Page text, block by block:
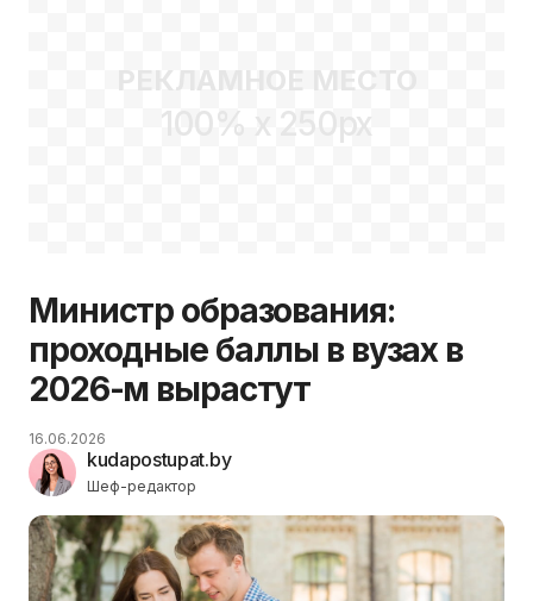
РЕКЛАМНОЕ МЕСТО
100% x 250px
Министр образования:
проходные баллы в вузах в
2026-м вырастут
kudapostupat.by
Шеф-редактор
16.06.2026